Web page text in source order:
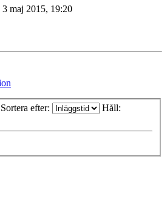
3 maj 2015, 19:20
Sortera efter: Håll: